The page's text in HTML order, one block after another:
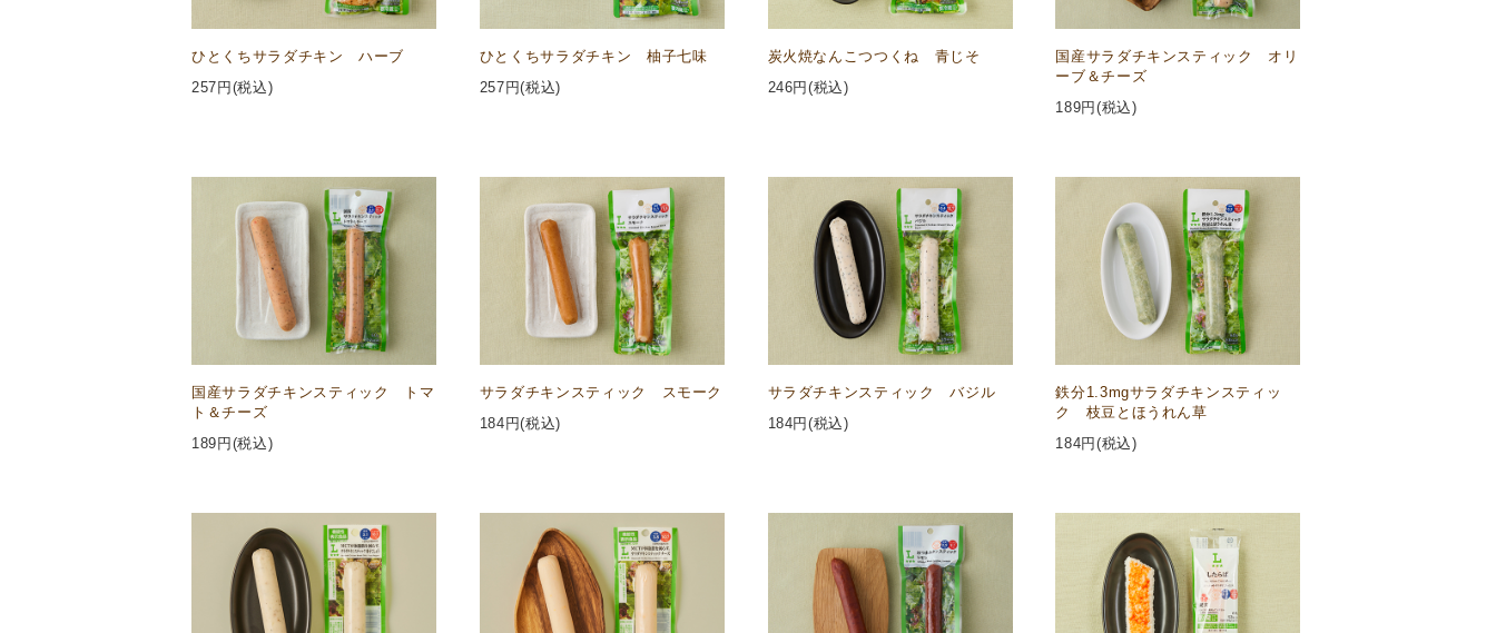
ひとくちサラダチキン ハーブ
257 円(税込)
ひとくちサラダチキン 柚子七味
257 円(税込)
炭火焼なんこつつくね 青じそ
246円(税込)
国産サラダチキンスティック オリ
ーブ＆チーズ
189円(税込)
国産サラダチキンスティック トマ
ト＆チーズ
189 円(税込)
サラダチキンスティック スモーク
184 円(税込)
サラダチキンスティック バジル
184円(税込)
鉄分1.3mgサラダチキンスティッ
ク 枝豆とほうれん草
184円(税込)